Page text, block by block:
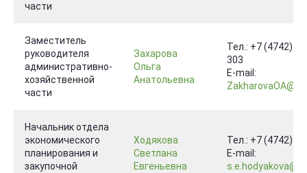
части
Заместитель
руководителя
административно-
хозяйственной
части
Захарова
Ольга
Анатольевна
Тел.: +7 (4742)
303
E-mail:
Начальник отдела
экономического
планирования и
закупочной
Ходякова
Светлана
Евгеньевна
Тел.: +7 (4742)
E-mail: